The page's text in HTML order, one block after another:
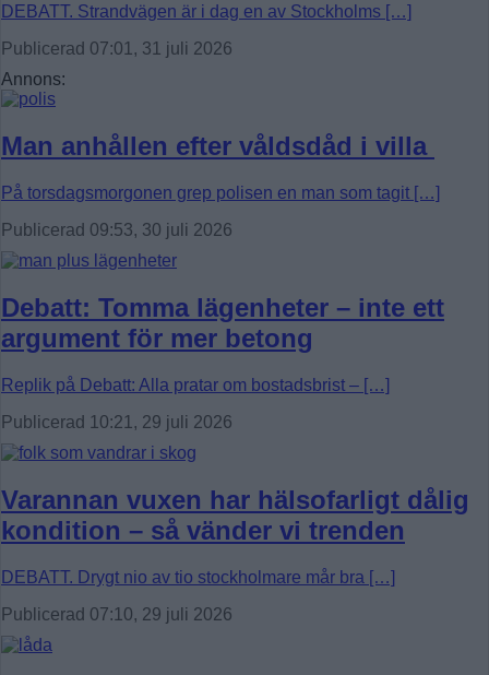
DEBATT. Strandvägen är i dag en av Stockholms […]
Publicerad 07:01, 31 juli 2026
Annons:
Man anhållen efter våldsdåd i villa
På torsdagsmorgonen grep polisen en man som tagit […]
Publicerad 09:53, 30 juli 2026
Debatt: Tomma lägenheter – inte ett
argument för mer betong
Replik på Debatt: Alla pratar om bostadsbrist – […]
Publicerad 10:21, 29 juli 2026
Varannan vuxen har hälsofarligt dålig
kondition – så vänder vi trenden
DEBATT. Drygt nio av tio stockholmare mår bra […]
Publicerad 07:10, 29 juli 2026